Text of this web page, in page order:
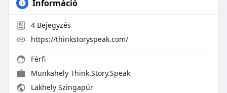
Információ
4Bejegyzés
https://thinkstoryspeak.com/
Férfi
Munkahely Think.Story.Speak
Lakhely Szingapúr